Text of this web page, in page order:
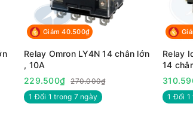
Giảm 40.500₫
Relay Omron LY4N 14 chân lớn
, 10A
229.500₫
270.000₫
1 Đổi 1 trong 7 ngày
Relay
14
1 Đổi 1